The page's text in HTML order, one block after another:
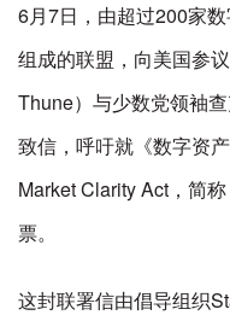
6月7日，由超过200家
组成的联盟，向美国参
Thune）与少数党领袖
致信，呼吁就《数字资
Market Clarity Act，简
票。
这封联署信由倡导组织